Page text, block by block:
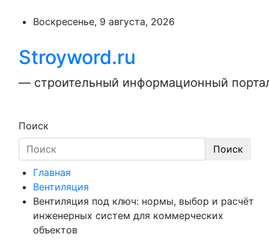
Воскресенье, 9 августа, 2026
Stroyword.ru
— строительный информационный
Поиск
Поиск
Главная
Вентиляция
Вентиляция под ключ: нормы, выбор и расчёт
инженерных систем для коммерческих
объектов